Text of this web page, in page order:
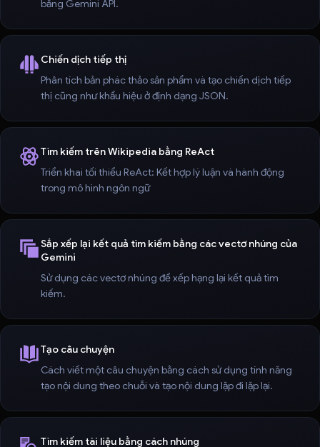
bằng Gemini API.
Chiến dịch tiếp thị
Phân tích bản phác thảo sản phẩm và tạo chiến dịch tiếp
thị cũng như khẩu hiệu ở định dạng JSON.
Tìm kiếm trên Wikipedia bằng ReAct
Triển khai tối thiểu ReAct: Kết hợp lý luận và hành động
trong mô hình ngôn ngữ
Sắp xếp lại kết quả tìm kiếm bằng các vectơ nhúng của
Gemini
Sử dụng các vectơ nhúng để xếp hạng lại kết quả tìm
kiếm.
Tạo câu chuyện
Cách viết một câu chuyện bằng cách sử dụng tính năng
tạo nội dung theo chuỗi và tạo nội dung lặp đi lặp lại.
Tìm kiếm tài liệu bằng cách nhúng